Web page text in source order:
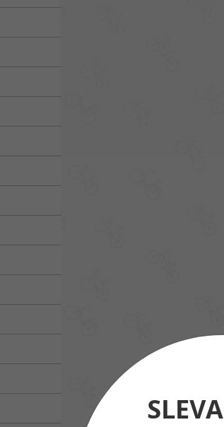
SLEVA